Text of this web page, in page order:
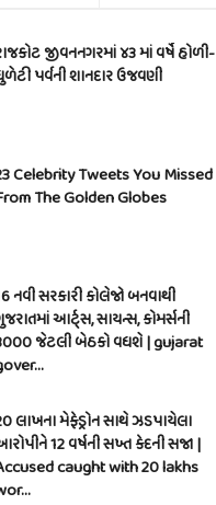
જીવનનગરમાં ૪૩ માં વર્ષે હોળી-
પર્વની શાનદાર ઉજવણી
Celebrity Tweets You Missed
The Golden Globes
નવી સરકારી કોલેજો બનવાથી
આર્ટ્સ, સાયન્સ, કોમર્સની
જેટલી બેઠકો વધશે | gujarat
લાખના મેફેડ્રોન સાથે ઝડપાયેલા
12 વર્ષની સખ્ત કેદની સજા |
caught with 20 lakhs